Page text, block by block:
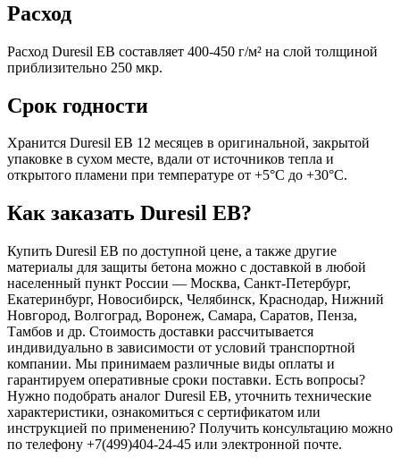
Расход
Расход Duresil EB составляет 400-450 г/м² на слой толщиной
приблизительно 250 мкр.
Срок годности
Хранится Duresil EB 12 месяцев в оригинальной, закрытой
упаковке в сухом месте, вдали от источников тепла и
открытого пламени при температуре от +5°С до +30°С.
Как заказать Duresil EB?
Купить Duresil EB по доступной цене, а также другие
материалы для защиты бетона можно с доставкой в любой
населенный пункт России — Москва, Санкт-Петербург,
Екатеринбург, Новосибирск, Челябинск, Краснодар, Нижний
Новгород, Волгоград, Воронеж, Самара, Саратов, Пенза,
Тамбов и др. Стоимость доставки рассчитывается
индивидуально в зависимости от условий транспортной
компании. Мы принимаем различные виды оплаты и
гарантируем оперативные сроки поставки. Есть вопросы?
Нужно подобрать аналог Duresil EB, уточнить технические
характеристики, ознакомиться с сертификатом или
инструкцией по применению? Получить консультацию можно
по телефону +7(499)404-24-45 или электронной почте.